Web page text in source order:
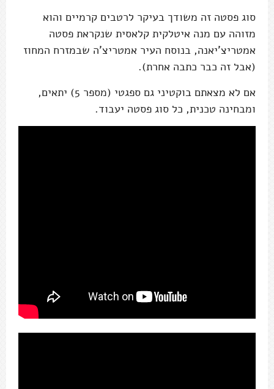
סוג פסטה זה משודך בעיקר לרטבים קרמיים והוא
מזוהה עם מנה איטלקית קלאסית שנקראת פסטה
אמטריצ'יאנה, בנוסח העיר אמטריצ'ה שבמזרח המחוז
(אבל זה כבר כתבה אחרת).
אם לא מצאתם בוקטיני גם ספגטי (מספר 5) יתאים,
ומבחינה טכנית, כל סוג פסטה יעבוד.